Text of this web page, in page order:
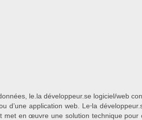
le.la développeur.se logiciel/web
d’une application web. Le⋅la
en œuvre une solution technique